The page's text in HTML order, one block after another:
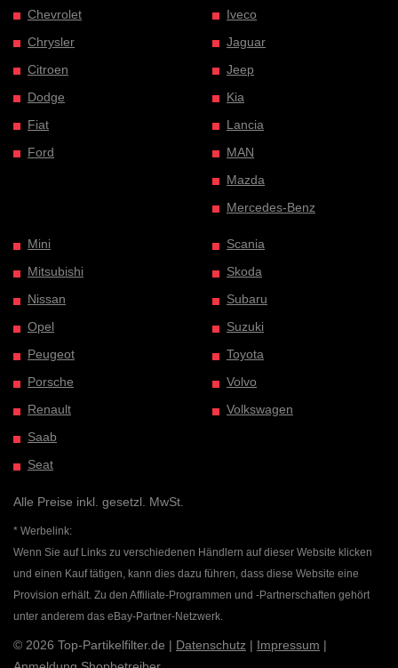
Chevrolet
Chrysler
Citroen
Dodge
Fiat
Ford
Iveco
Jaguar
Jeep
Kia
Lancia
MAN
Mazda
Mercedes-Benz
Mini
Mitsubishi
Nissan
Opel
Peugeot
Porsche
Renault
Saab
Seat
Scania
Skoda
Subaru
Suzuki
Toyota
Volvo
Volkswagen
Alle Preise inkl. gesetzl. MwSt.
* Werbelink:
Wenn Sie auf Links zu verschiedenen Händlern auf dieser Website klicken
und einen Kauf tätigen, kann dies dazu führen, dass diese Website eine
Provision erhält. Zu den Affiliate-Programmen und -Partnerschaften gehört
unter anderem das eBay-Partner-Netzwerk.
© 2026 Top-Partikelfilter.de | Datenschutz | Impressum |